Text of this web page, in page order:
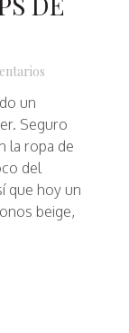
un
Seguro
la ropa de
del
que hoy un
beige,